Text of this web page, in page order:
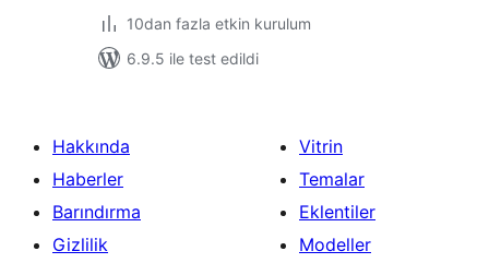
10dan fazla etkin kurulum
6.9.5 ile test edildi
Hakkında
Haberler
Barındırma
Gizlilik
Vitrin
Temalar
Eklentiler
Modeller